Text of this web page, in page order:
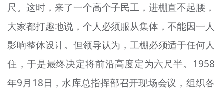
尺。这时，来了一个高个子民工，进棚直不起腰，
大家都打趣地说，个人必须服从集体，不能因一人
影响整体设计。但领导认为，工棚必须适于任何人
住，于是最终决定将前沿高度定为六尺半。1958
年9月18日，水库总指挥部召开现场会议，组织各